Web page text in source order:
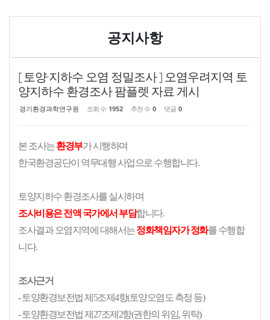
공지사항
[ 토양·지하수 오염 정밀조사 ] 오염우려지역 토
양지하수 환경조사 팜플렛 자료 게시
경기환경과학연구원 조회 수 1952 추천 수 0 댓글 0
본 조사는환경부가 시행하며
한국환경공단이 역무대행 사업으로 수행합니다.
토양지하수 환경조사를 실시하며
조사비용은 전액 국가에서 부담합니다.
조사결과 오염지역에 대해서는정화책임자가 정화를 수행합
니다.
조사근거
- 토양환경보전법 제5조제4항(토양오염도 측정 등)
- 토양환경보전법 제27조제2항(권한의 위임, 위탁)